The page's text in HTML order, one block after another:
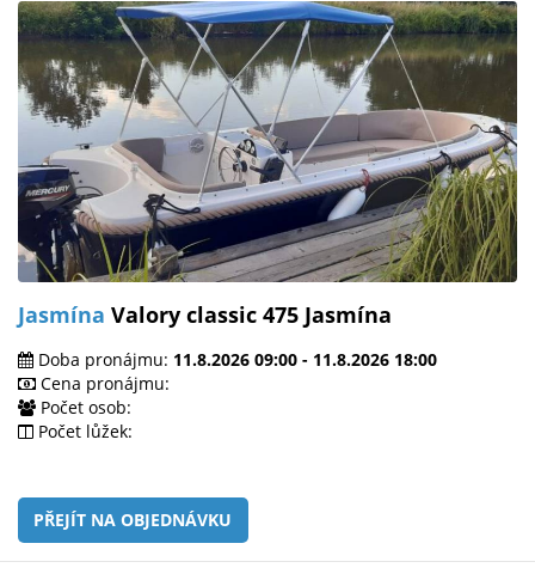
Jasmína Valory classic 475 Jasmína
Doba pronájmu: 11.8.2026 09:00 - 11.8.2026 18:00
Cena pronájmu:
Počet osob:
Počet lůžek:
PŘEJÍT NA OBJEDNÁVKU